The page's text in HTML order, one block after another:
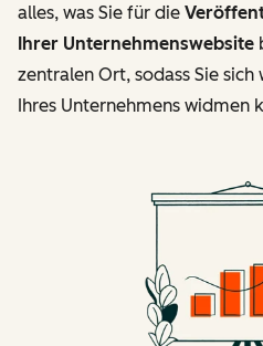
alles, was Sie für die
Ihrer Unternehmenswebsite
zentralen Ort, sodass Sie
Ihres Unternehmens widmen